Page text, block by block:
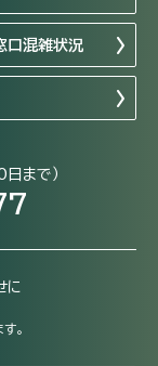
口混雑状況
まで）
に
。